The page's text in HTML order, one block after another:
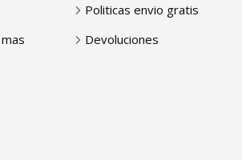
Politicas envio gratis
Devoluciones